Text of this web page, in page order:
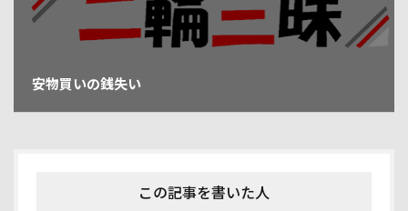
安物買いの銭失い
この記事を書いた人